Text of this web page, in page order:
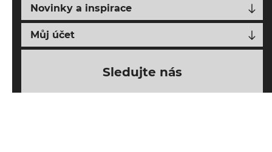
Doprava, platba a vrácení
Napište nám
O FALLENS AIRSOFT
Novinky a inspirace
Nové produkty
Blog o airsoftu
Novinky z FALLENS AIRSOFT
Můj účet
Moje objednávkySledujte nás